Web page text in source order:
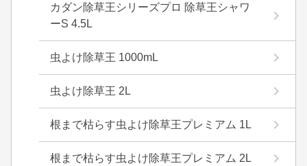
カダン除草王シリーズプロ 除草王シャワ
ーS 4.5L
虫よけ除草王 1000mL
虫よけ除草王 2L
根まで枯らす虫よけ除草王プレミアム 1L
根まで枯らす虫よけ除草王プレミアム 2L